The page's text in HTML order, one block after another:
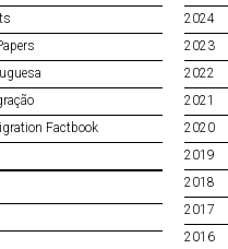
Factbook
2024
2023
2022
2021
2020
2019
2018
2017
2016